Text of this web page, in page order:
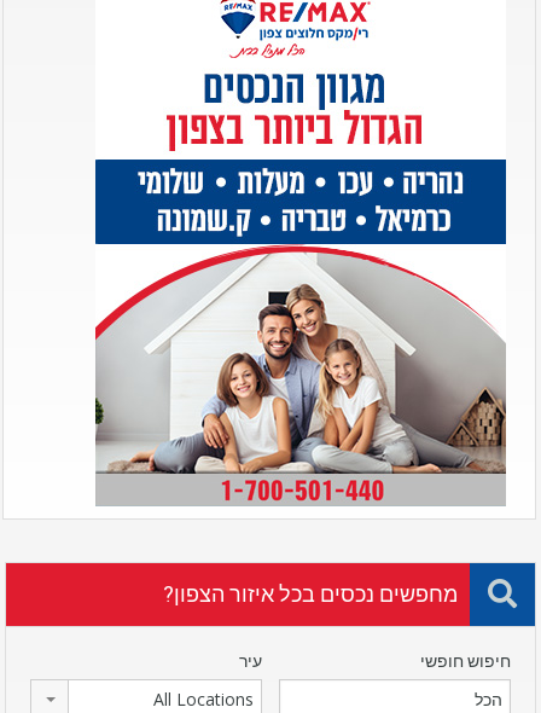
מחפשים נכסים בכל איזור הצפון?
חיפוש חופשי עיר
All Locations